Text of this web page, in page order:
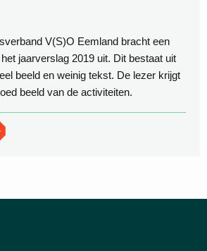
V(S)O Eemland bracht een
jaarverslag 2019 uit. Dit bestaat uit
beeld en weinig tekst. De lezer krijgt
beeld van de activiteiten.